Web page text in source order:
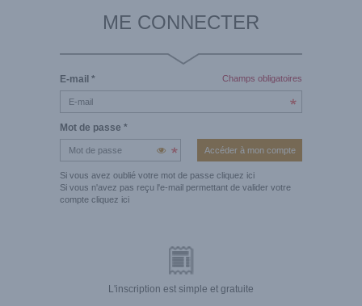
ME CONNECTER
Champs obligatoires
E-mail *
Mot de passe *
Si vous avez oublié votre mot de passe cliquez ici
Si vous n'avez pas reçu l'e-mail permettant de valider votre
compte cliquez ici
L'inscription est simple et gratuite